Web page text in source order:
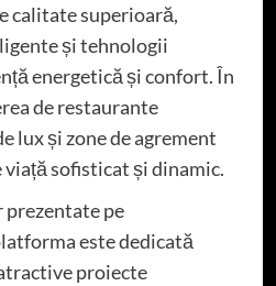
calitate superioară,
și tehnologii
energetică și confort. În
de restaurante
lux și zone de agrement
sofisticat și dinamic.
pe
este dedicată
proiecte